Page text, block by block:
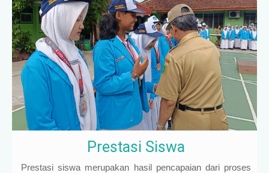
Prestasi Siswa
Prestasi siswa merupakan hasil pencapaian dari proses